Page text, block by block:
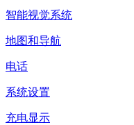
智能视觉系统
地图和导航
电话
系统设置
充电显示